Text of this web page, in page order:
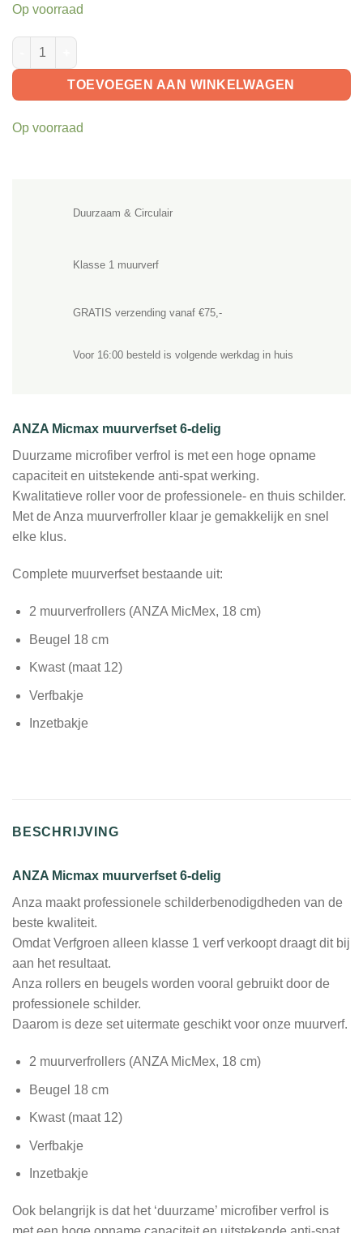
Op voorraad
ANZA Micmax muurverfset 6-delig aantal
TOEVOEGEN AAN WINKELWAGEN
Op voorraad
Duurzaam & Circulair
Klasse 1 muurverf
GRATIS verzending vanaf €75,-
Voor 16:00 besteld is volgende werkdag in huis
ANZA Micmax muurverfset 6-delig
Duurzame microfiber verfrol is met een hoge opname
capaciteit en uitstekende anti-spat werking.
Kwalitatieve roller voor de professionele- en thuis schilder.
Met de Anza muurverfroller klaar je gemakkelijk en snel
elke klus.
Complete muurverfsetbestaande uit:
2 muurverfrollers (ANZAMicMex, 18 cm)
Beugel 18 cm
Kwast (maat 12)
Verfbakje
Inzetbakje
BESCHRIJVING
ANZA Micmax muurverfset 6-delig
Anza maakt professionele schilderbenodigdheden van de
beste kwaliteit.
Omdat Verfgroen alleen klasse 1 verf verkoopt draagt dit bij
aan het resultaat.
Anza rollers en beugels worden vooral gebruikt door de
professionele schilder.
Daarom is deze set uitermate geschikt voor onze muurverf.
2 muurverfrollers (ANZAMicMex, 18 cm)
Beugel 18 cm
Kwast (maat 12)
Verfbakje
Inzetbakje
Ook belangrijk is dat het ‘duurzame’ microfiber verfrol is